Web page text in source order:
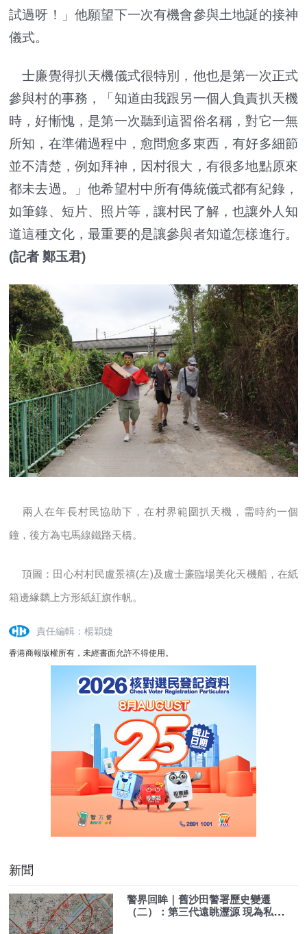
試過呀！」他願望下一次有機會參與土地誕的接神
儀式。
士廉覺得扒天機儀式很特別，他也是第一次正式
參與村的事務，「知道由我跟另一個人負責扒天機
時，好慚愧，是第一次聽到這習俗名稱，對它一無
所知，在準備過程中，愈問愈多東西，有好多細節
並不清楚，例如拜神，因村很大，有很多地點原來
都未去過。」他希望村中所有傳統儀式都有紀錄，
如筆錄、短片、照片等，讓村民了解，也讓外人知
道這種文化，最重要的是讓參與者知道怎樣進行。
(記者 鄭玉君)
兩人在年長村民協助下，在村界範圍扒天機，需時約一個
鐘，後方為屯馬線鐵路天橋。
頂圖：田心村村民盧景禧(左)及盧士廉臨場美化天機船，在紙
箱邊緣黐上方形紙紅旗作帆。
責任編輯：楊穎婕
香港商報版權所有，未經書面允許不得使用。
新聞
警界回眸｜舊沙田警署歷史變遷
（二）：第三代遠眺瀝源 現為私人